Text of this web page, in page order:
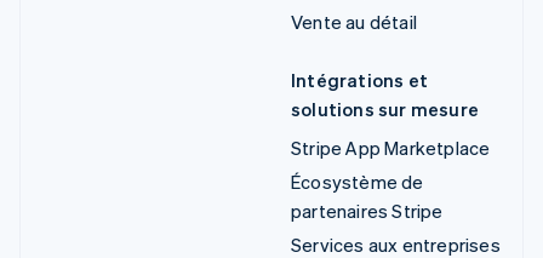
Vente au détail
Intégrations et
solutions sur mesure
Stripe App Marketplace
Écosystème de
partenaires Stripe
Services aux entreprises